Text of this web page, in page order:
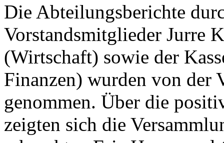
Die Abteilungsberichte
Vorstandsmitglieder Jurre
(Wirtschaft) sowie der
Finanzen) wurden von der
genommen. Über die
zeigten sich die